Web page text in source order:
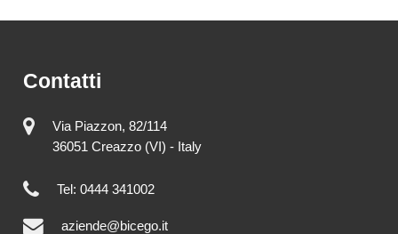
Contatti
Via Piazzon, 82/114
36051 Creazzo (VI) - Italy
Tel: 0444 341002
aziende@bicego.it